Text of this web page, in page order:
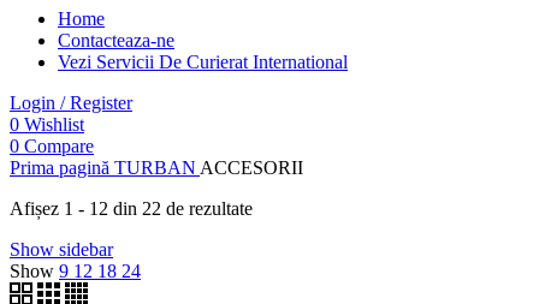
Home
Contacteaza-ne
Vezi Servicii De Curierat International
Login / Register
0 Wishlist
0 Compare
Prima pagină TURBAN ACCESORII
Afișez 1 - 12 din 22 de rezultate
Show sidebar
Show 9 12 18 24